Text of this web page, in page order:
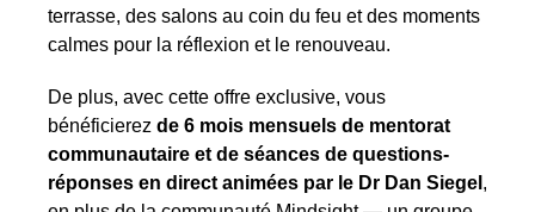
terrasse, des salons au coin du feu et des moments
calmes pour la réflexion et le renouveau.
De plus, avec cette offre exclusive, vous
bénéficierez de 6 mois mensuels de mentorat
communautaire et de séances de questions-
réponses en direct animées par le Dr Dan Siegel ,